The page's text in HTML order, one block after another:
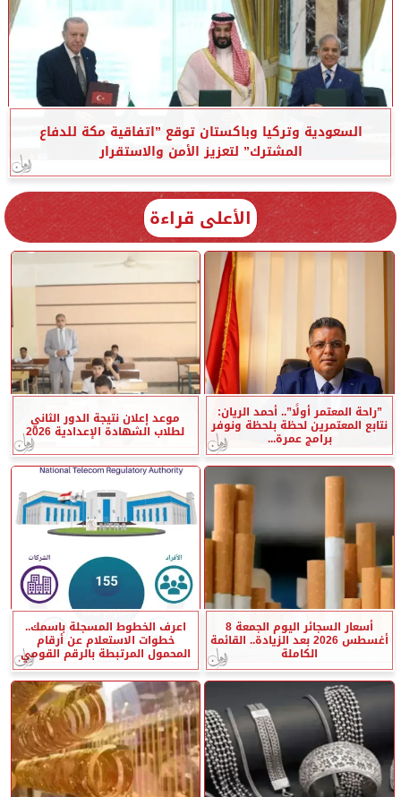
السعودية وتركيا وباكستان توقع ”اتفاقية مكة للدفاع
المشترك” لتعزيز الأمن والاستقرار
الأعلى قراءة
”راحة المعتمر أولًا”.. أحمد الريان:
نتابع المعتمرين لحظة بلحظة ونوفر
برامج عمرة...
موعد إعلان نتيجة الدور الثاني
لطلاب الشهادة الإعدادية 2026
أسعار السجائر اليوم الجمعة 8
أغسطس 2026 بعد الزيادة.. القائمة
الكاملة
اعرف الخطوط المسجلة باسمك..
خطوات الاستعلام عن أرقام
المحمول المرتبطة بالرقم القومي